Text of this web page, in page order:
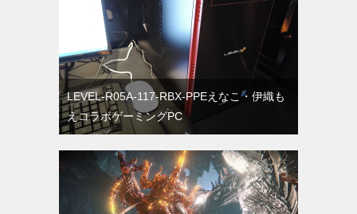
LEVEL-R05A-117-RBX-PPEえなこ・伊織も
えコラボゲーミングPC